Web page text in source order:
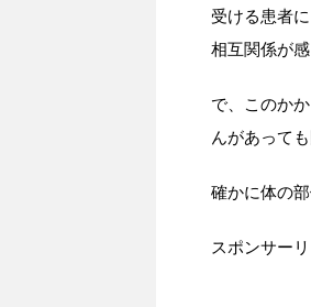
受ける患者
相互関係が
で、このか
んがあっても
確かに体の
スポンサー